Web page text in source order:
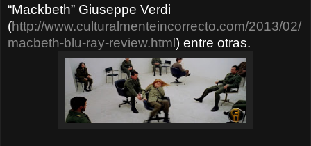
“Mackbeth” Giuseppe Verdi
(http://www.culturalmenteincorrecto.com/2013/02/
macbeth-blu-ray-review.html) entre otras.